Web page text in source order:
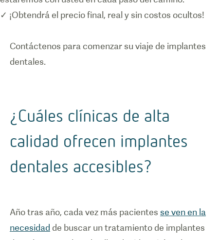
✓ ¡Obtendrá el precio final, real y sin costos ocultos!
Contáctenos para comenzar su viaje de implantes
dentales.
¿Cuáles clínicas de alta
calidad ofrecen implantes
dentales accesibles?
Año tras año, cada vez más pacientes se ven en la
necesidad de buscar un tratamiento de implantes